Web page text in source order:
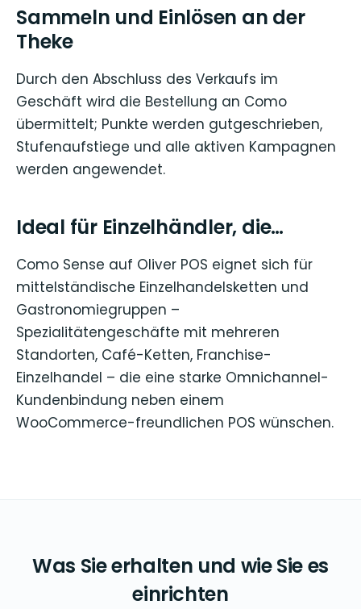
Sammeln und Einlösen an der
Theke
Durch den Abschluss des Verkaufs im
Geschäft wird die Bestellung an Como
übermittelt; Punkte werden gutgeschrieben,
Stufenaufstiege und alle aktiven Kampagnen
werden angewendet.
Ideal für Einzelhändler, die…
Como Sense auf Oliver POS eignet sich für
mittelständische Einzelhandelsketten und
Gastronomiegruppen –
Spezialitätengeschäfte mit mehreren
Standorten, Café-Ketten, Franchise-
Einzelhandel – die eine starke Omnichannel-
Kundenbindung neben einem
WooCommerce-freundlichen POS wünschen.
Was Sie erhalten und wie Sie es
einrichten